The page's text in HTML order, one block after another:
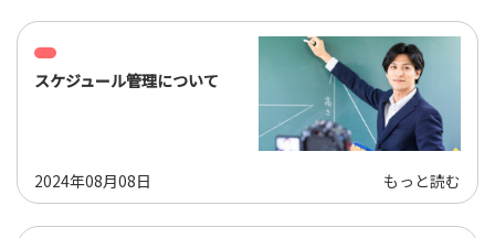
スケジュール管理について
2024年08月08日 もっと読む